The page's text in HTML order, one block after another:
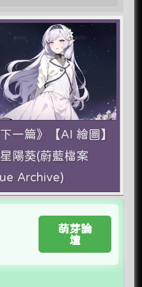
下一篇》【AI 繪圖】
陽葵(蔚藍檔案
Archive)
萌芽論
壇